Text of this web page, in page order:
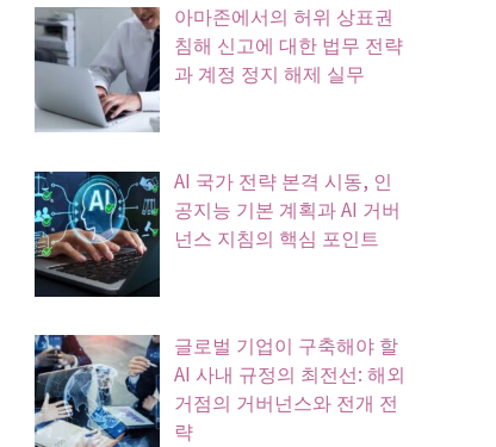
아마존에서의 허위 상표권
침해 신고에 대한 법무 전략
과 계정 정지 해제 실무
AI 국가 전략 본격 시동, 인
공지능 기본 계획과 AI 거버
넌스 지침의 핵심 포인트
글로벌 기업이 구축해야 할
AI 사내 규정의 최전선: 해외
거점의 거버넌스와 전개 전
략